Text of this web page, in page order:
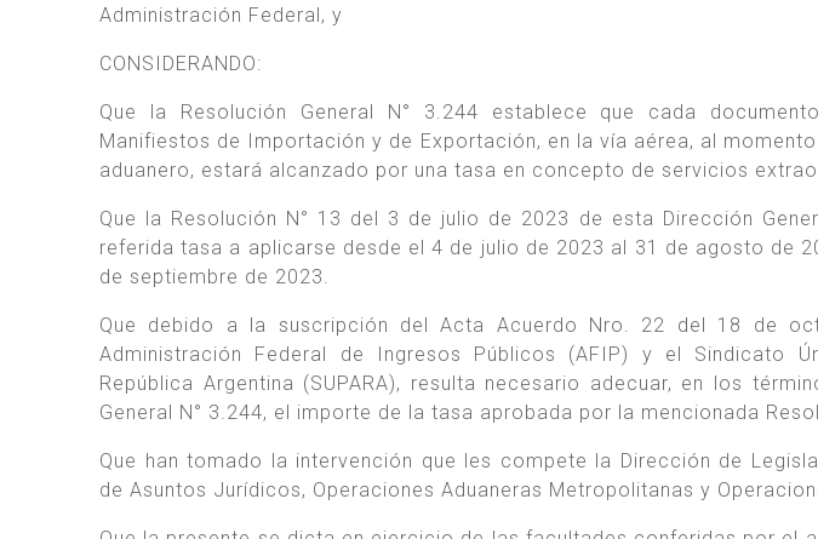
Administración Federal, y
CONSIDERANDO:
Que la Resolución General N° 3.244 establece que cada
Manifiestos de Importación y de Exportación, en la vía aérea, al
aduanero, estará alcanzado por una tasa en concepto de servicios
Que la Resolución N° 13 del 3 de julio de 2023 de esta Dirección
referida tasa a aplicarse desde el 4 de julio de 2023 al 31 de agosto de
de septiembre de 2023.
Que debido a la suscripción del Acta Acuerdo Nro. 22 del 18 de
Administración Federal de Ingresos Públicos (AFIP) y el Sindicato
República Argentina (SUPARA), resulta necesario adecuar, en los
General N° 3.244, el importe de la tasa aprobada por la mencionada
Que han tomado la intervención que les compete la Dirección de
de Asuntos Jurídicos, Operaciones Aduaneras Metropolitanas y